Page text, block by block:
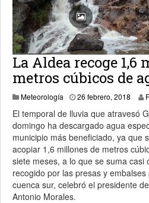
La Aldea recoge 1,6
metros cúbicos de
Meteorología 26 febrero, 2018 27
El temporal de lluvia que atravesó
domingo ha descargado agua
municipio más beneficiado, ya que
acopiar 1,6 millones de metros
siete meses, a lo que se suma casi
recogido por las presas y
cuenca sur, celebró el presidente
Antonio Morales.